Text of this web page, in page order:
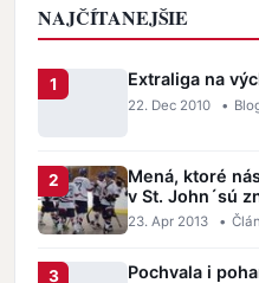
NAJČÍTANEJŠIE
Extraliga
22. Dec 2010 •
Mená, ktoré
v St. John´sú
23. Apr 2013 •
Pochvala i